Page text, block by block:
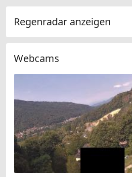
Regenradar anzeigen
Webcams